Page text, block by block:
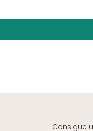
Consigue